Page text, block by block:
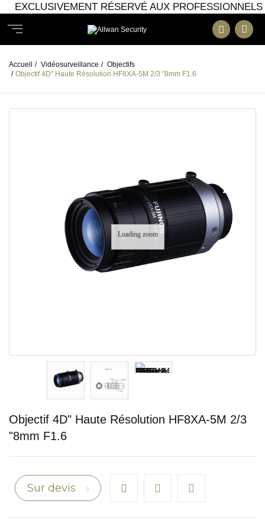
EXCLUSIVEMENT RÉSERVÉ AUX PROFESSIONNELS
Accueil / Vidéosurveillance / Objectifs
/ Objectif 4D" Haute Résolution HF8XA-5M 2/3 "8mm F1.6
Loading zoom
Objectif 4D" Haute Résolution HF8XA-5M 2/3
"8mm F1.6
Sur devis